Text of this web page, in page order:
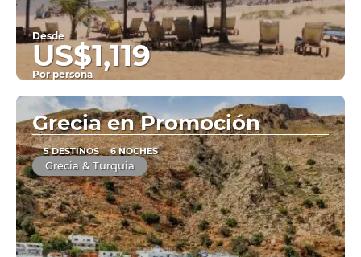
Desde
US$1,119
Por persona
Ver
Grecia en Promoción
5 DESTINOS 6 NOCHES
Grecia & Turquia